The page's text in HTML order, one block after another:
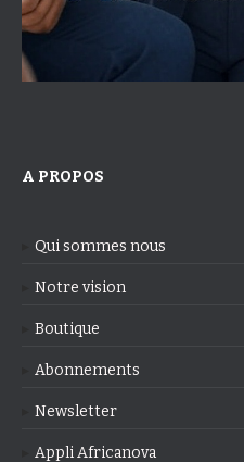
A PROPOS
Qui sommes nous
Notre vision
Boutique
Abonnements
Newsletter
Appli Africanova